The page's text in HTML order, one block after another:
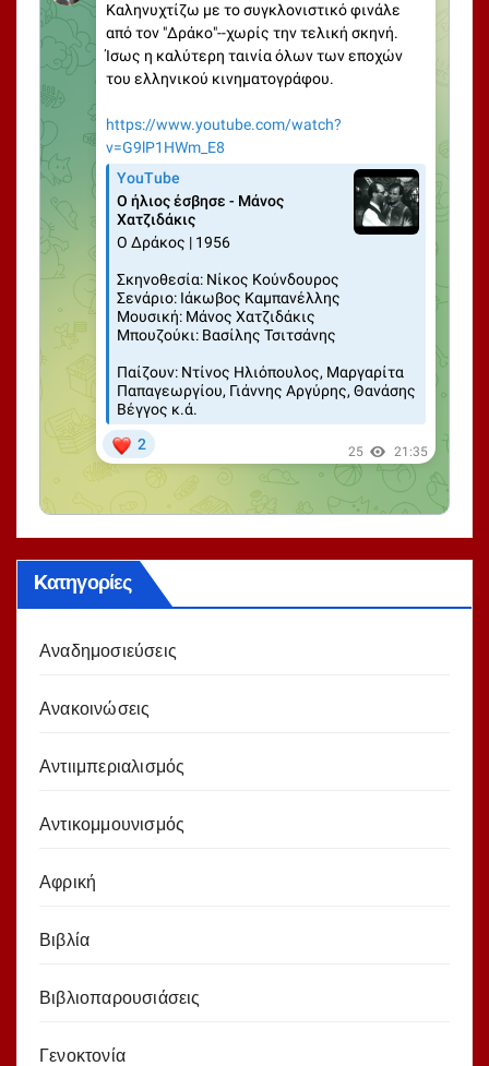
Kατηγορίες
Αναδημοσιεύσεις
Ανακοινώσεις
Αντιιμπεριαλισμός
Αντικομμουνισμός
Αφρική
Βιβλία
Βιβλιοπαρουσιάσεις
Γενοκτονία